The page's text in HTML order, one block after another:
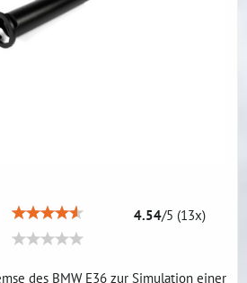
4.54/5 (13x)
des BMW E36 zur Simulation einer